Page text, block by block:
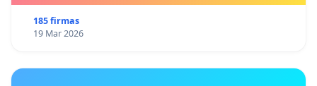
185 firmas
19 Mar 2026